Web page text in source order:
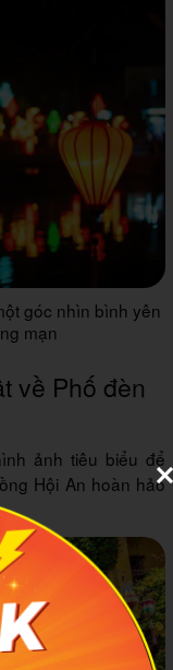
góc nhìn bình yên
mạn
về Phố đèn
ảnh tiêu biểu để
Hội An hoàn hảo